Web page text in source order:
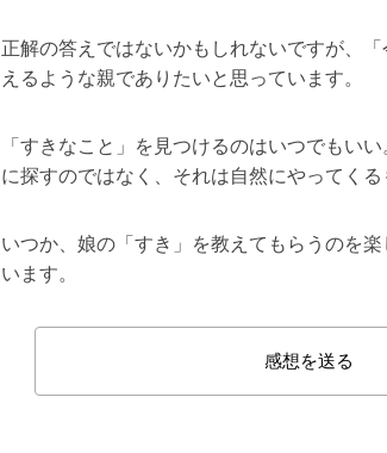
正解の答えではないかもしれないですが、
えるような親でありたいと思っています。
「すきなこと」を見つけるのはいつでもい
に探すのではなく、それは自然にやってくる
いつか、娘の「すき」を教えてもらうのを
います。
感想を送る